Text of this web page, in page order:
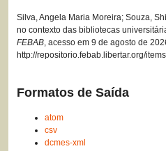
Silva, Angela Maria Moreira; Souza,
no contexto das bibliotecas
FEBAB, acesso em 9 de agosto de
http://repositorio.febab.libertar.org/
Formatos de Saída
atom
csv
dcmes-xml